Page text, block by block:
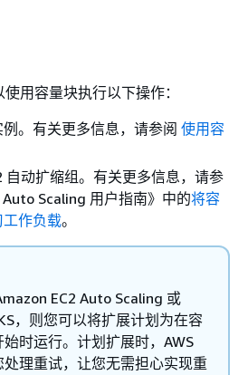
用容量块执行以下操作：
。有关更多信息，请参阅 使用容
自动扩缩组。有关更多信息，请参
Scaling 用户指南》 中的将容
作负载。
EC2 Auto Scaling 或
，则您可以将扩展计划为在容
时运行。计划扩展时，AWS
处理重试，让您无需担心实现重